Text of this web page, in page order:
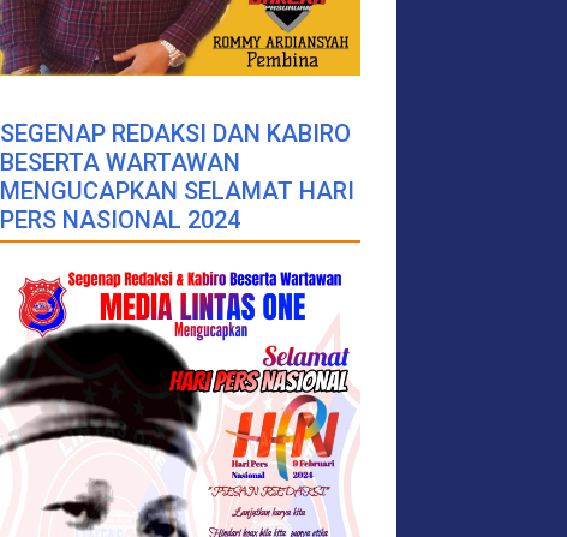
SEGENAP REDAKSI DAN KABIRO
BESERTA WARTAWAN
MENGUCAPKAN SELAMAT HARI
PERS NASIONAL 2024